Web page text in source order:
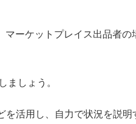
マーケットプレイス出品者
ましょう。
活用し、自力で状況を説明